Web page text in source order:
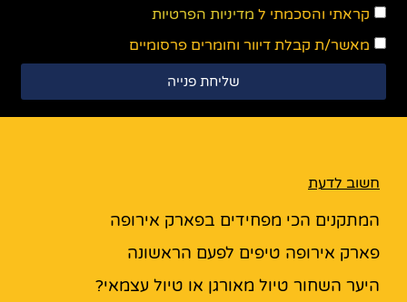
קראתי והסכמתי ל מדיניות הפרטיות
מאשר/ת קבלת דיוור וחומרים פרסומיים
שליחת פנייה
חשוב לדעת
המתקנים הכי מפחידים בפארק אירופה
פארק אירופה טיפים לפעם הראשונה
היער השחור טיול מאורגן או טיול עצמאי?